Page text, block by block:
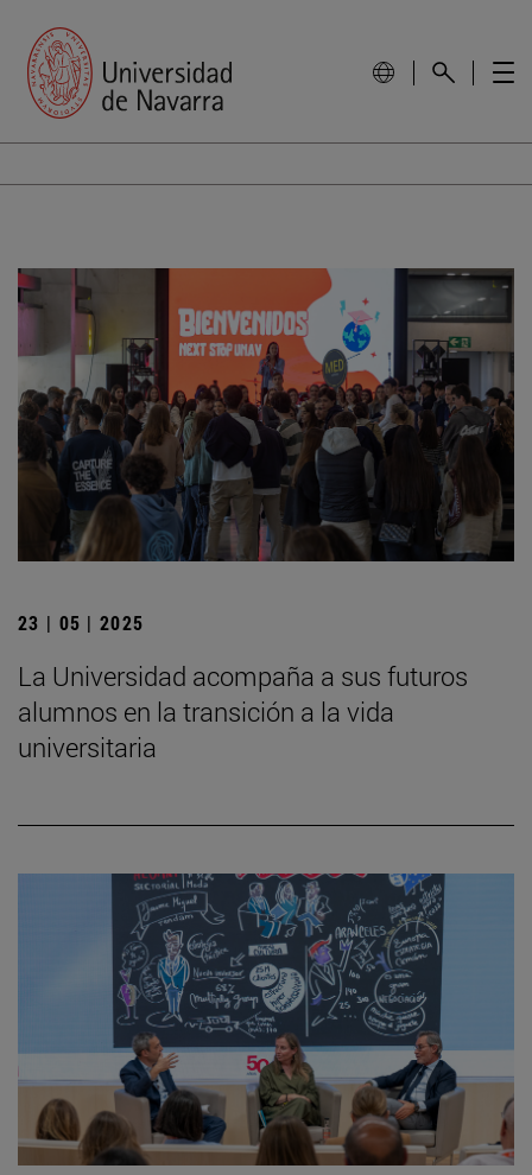
23 | 05 | 2025
La Universidad acompaña a sus futuros
alumnos en la transición a la vida
universitaria